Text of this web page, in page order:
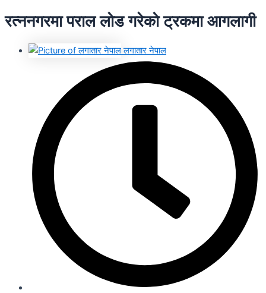
रत्ननगरमा पराल लाेड गरेकाे ट्रकमा आगलागी
लगातार नेपाल